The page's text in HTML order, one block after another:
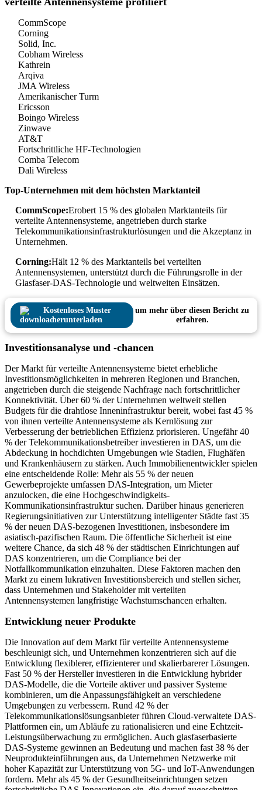
CommScope
Corning
Solid, Inc.
Cobham Wireless
Kathrein
Arqiva
JMA Wireless
Amerikanischer Turm
Ericsson
Boingo Wireless
Zinwave
AT&T
Fortschrittliche HF-Technologien
Comba Telecom
Dali Wireless
Top-Unternehmen mit dem höchsten Marktanteil
CommScope:Erobert 15 % des globalen Marktanteils für
verteilte Antennensysteme, angetrieben durch starke
Telekommunikationsinfrastrukturlösungen und die Akzeptanz in
Unternehmen.
Corning:Hält 12 % des Marktanteils bei verteilten
Antennensystemen, unterstützt durch die Führungsrolle in der
Glasfaser-DAS-Technologie und weltweiten Einsätzen.
Kostenloses Muster
herunterladen
um mehr über diesen Bericht zu
erfahren.
Investitionsanalyse und -chancen
Der Markt für verteilte Antennensysteme bietet erhebliche
Investitionsmöglichkeiten in mehreren Regionen und Branchen,
angetrieben durch die steigende Nachfrage nach fortschrittlicher
Konnektivität. Über 60 % der Unternehmen weltweit stellen
Budgets für die drahtlose Inneninfrastruktur bereit, wobei fast 45 %
von ihnen verteilte Antennensysteme als Kernlösung zur
Verbesserung der betrieblichen Effizienz priorisieren. Ungefähr 40
% der Telekommunikationsbetreiber investieren in DAS, um die
Abdeckung in hochdichten Umgebungen wie Stadien, Flughäfen
und Krankenhäusern zu stärken. Auch Immobilienentwickler spielen
eine entscheidende Rolle: Mehr als 55 % der neuen
Gewerbeprojekte umfassen DAS-Integration, um Mieter
anzulocken, die eine Hochgeschwindigkeits-
Kommunikationsinfrastruktur suchen. Darüber hinaus generieren
Regierungsinitiativen zur Unterstützung intelligenter Städte fast 35
% der neuen DAS-bezogenen Investitionen, insbesondere im
asiatisch-pazifischen Raum. Die öffentliche Sicherheit ist eine
weitere Chance, da sich 48 % der städtischen Einrichtungen auf
DAS konzentrieren, um die Compliance bei der
Notfallkommunikation einzuhalten. Diese Faktoren machen den
Markt zu einem lukrativen Investitionsbereich und stellen sicher,
dass Unternehmen und Stakeholder mit verteilten
Antennensystemen langfristige Wachstumschancen erhalten.
Entwicklung neuer Produkte
Die Innovation auf dem Markt für verteilte Antennensysteme
beschleunigt sich, und Unternehmen konzentrieren sich auf die
Entwicklung flexiblerer, effizienterer und skalierbarerer Lösungen.
Fast 50 % der Hersteller investieren in die Entwicklung hybrider
DAS-Modelle, die die Vorteile aktiver und passiver Systeme
kombinieren, um die Anpassungsfähigkeit an verschiedene
Umgebungen zu verbessern. Rund 42 % der
Telekommunikationslösungsanbieter führen Cloud-verwaltete DAS-
Plattformen ein, um Abläufe zu rationalisieren und eine Echtzeit-
Leistungsüberwachung zu ermöglichen. Auch glasfaserbasierte
DAS-Systeme gewinnen an Bedeutung und machen fast 38 % der
Neuprodukteinführungen aus, da Unternehmen Netzwerke mit
hoher Kapazität zur Unterstützung von 5G- und IoT-Anwendungen
fordern. Mehr als 45 % der Gesundheitseinrichtungen setzen